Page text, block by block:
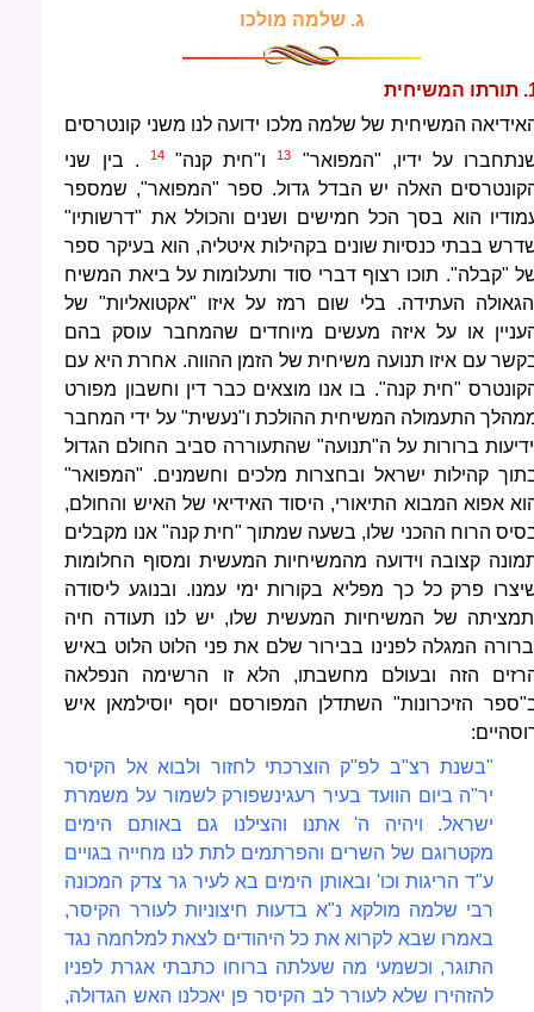
ג. שלמה מולכו
המשיחית של שלמה מלכו ידועה לנו משני קונטרסים
על ידיו, "המפואר"
13ו"חית קנה"14
. בין שני
האלה יש הבדל גדול. ספר "המפואר", שמספר
הוא בסך הכל חמישים ושנים והכולל את "דרשותיו"
בבתי כנסיות שונים בקהילות איטליה, הוא בעיקר ספר
"קבלה". תוכו רצוף דברי סוד ותעלומות על ביאת המשיח
העתידה. בלי שום רמז על איזו "אקטואליות" של
או על איזה מעשים מיוחדים שהמחבר עוסק בהם
עם איזו תנועה משיחית של הזמן ההווה. אחרת היא עם
"חית קנה". בו אנו מוצאים כבר דין וחשבון מפורט
התעמולה המשיחית ההולכת ו"נעשית" על ידי המחבר
ברורות על ה"תנועה" שהתעוררה סביב החולם הגדול
קהילות ישראל ובחצרות מלכים וחשמנים. "המפואר"
אפוא המבוא התיאורי, היסוד האידיאי של האיש והחולם,
הרוח ההכני שלו, בשעה שמתוך "חית קנה" אנו מקבלים
קצובה וידועה מהמשיחיות המעשית ומסוף החלומות
פרק כל כך מפליא בקורות ימי עמנו. ובנוגע ליסודה
של המשיחיות המעשית שלו, יש לנו תעודה חיה
המגלה לפנינו בבירור שלם את פני הלוט הלוט באיש
הזה ובעולם מחשבתו, הלא זו הרשימה הנפלאה
הזיכרונות" השתדלן המפורסם יוסף יוסילמאן איש
"בשנת רצ"ב לפ"ק הוצרכתי לחזור ולבוא אל הקיסר
יר"ה ביום הוועד בעיר רעגינשפורק לשמור על משמרת
ישראל. ויהיה ה' אתנו והצילנו גם באותם הימים
מקטרוגם של השרים והפרתמים לתת לנו מחייה בגויים
ע"ד הריגות וכו' ובאותן הימים בא לעיר גר צדק המכונה
רבי שלמה מולקא נ"א בדעות חיצוניות לעורר הקיסר,
באמרו שבא לקרוא את כל היהודים לצאת למלחמה נגד
התוגר, וכשמעי מה שעלתה ברוחו כתבתי אגרת לפניו
להזהירו שלא לעורר לב הקיסר פן יאכלנו האש הגדולה,